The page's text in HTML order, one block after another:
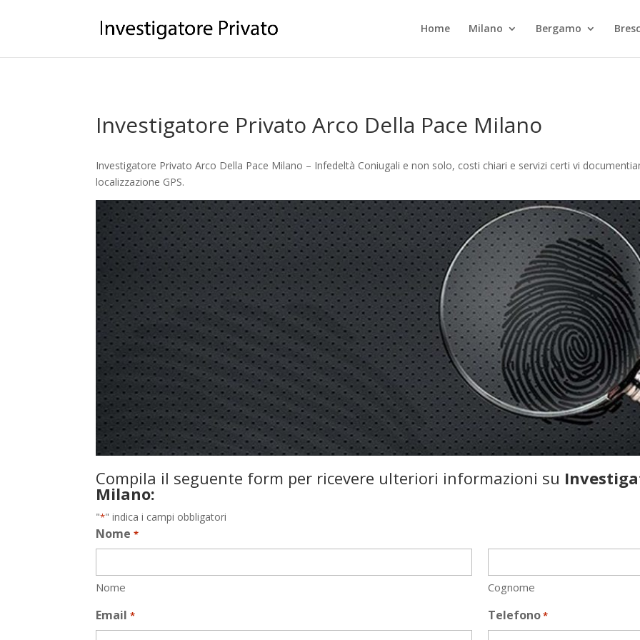
Home Milano Bergamo
Investigatore Privato Arco Della Pace Milano
Investigatore Privato Arco Della Pace Milano – Infedeltà Coniugali e non solo, costi chiari e servizi certi vi
localizzazione GPS.
Compila il seguente form per ricevere ulteriori informazioni su
Milano:
"*" indica i campi obbligatori
Nome *
Nome Cognome
Email * Telefono*